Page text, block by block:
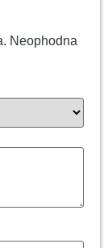
Neophodna